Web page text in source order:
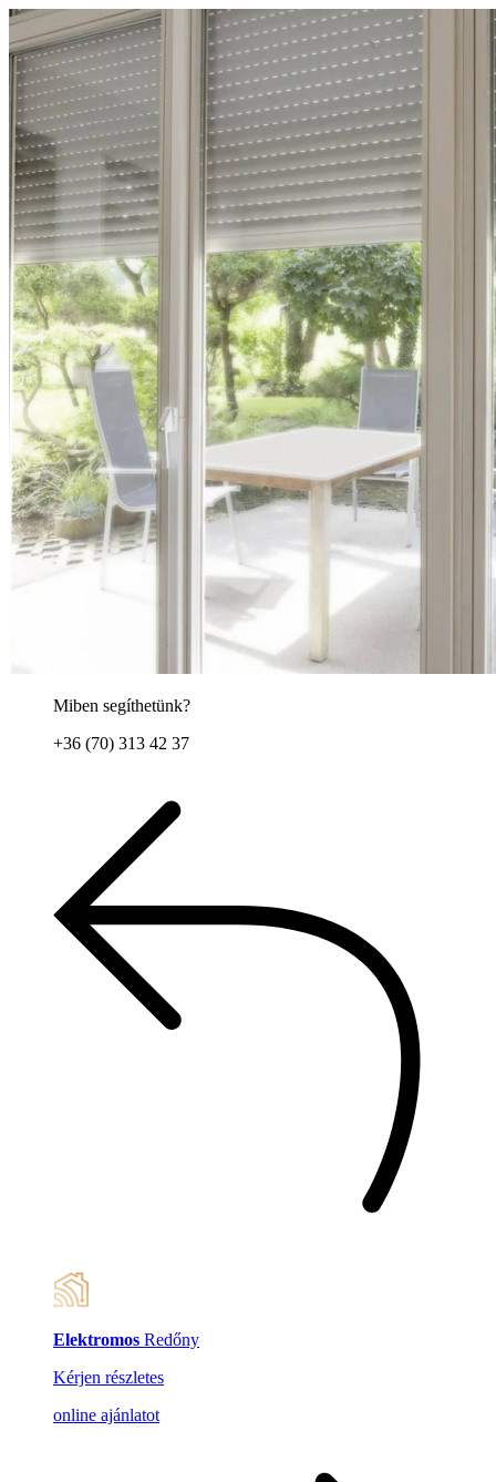
Miben segíthetünk?
+36 (70) 313 42 37
Elektromos Redőny
Kérjen részletes
online ajánlatot